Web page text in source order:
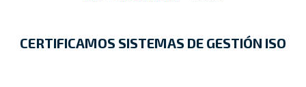
CERTIFICAMOS SISTEMAS DE GESTIÓN ISO